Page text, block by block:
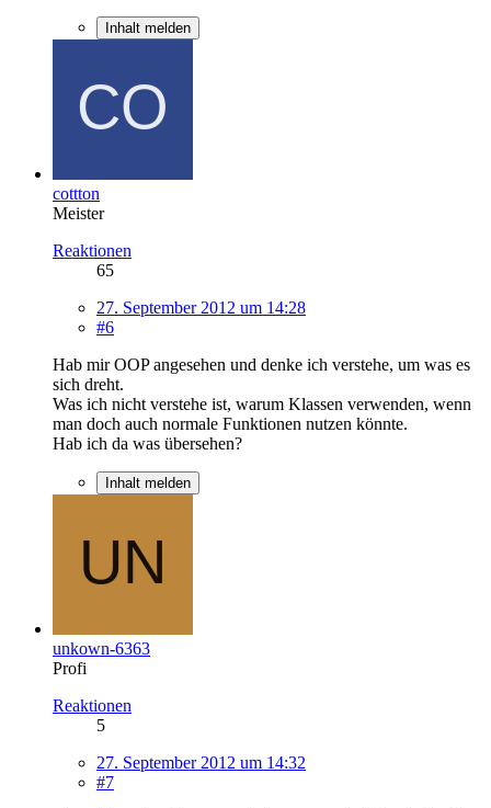
Inhalt melden
cottton
Meister
Reaktionen
65
27. September 2012 um 14:28
#6
Hab mir OOP angesehen und denke ich verstehe, um was es
sich dreht.
Was ich nicht verstehe ist, warum Klassen verwenden, wenn
man doch auch normale Funktionen nutzen könnte.
Hab ich da was übersehen?
Inhalt melden
unkown-6363
Profi
Reaktionen
5
27. September 2012 um 14:32
#7